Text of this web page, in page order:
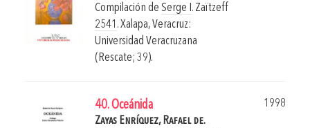
Compilación de Serge I . Zaïtzeff
2541 .Xalapa, Veracruz:
Universidad Veracruzana
(Rescate; 39).
40. Oceánida
1998
Zayas Enríquez, Rafael de.